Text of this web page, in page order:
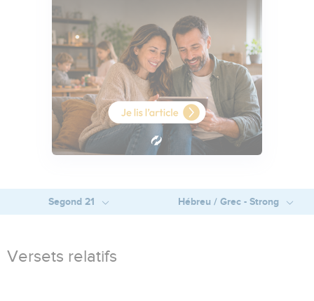
Segond 21 Hébreu / Grec - Strong
Versets relatifs